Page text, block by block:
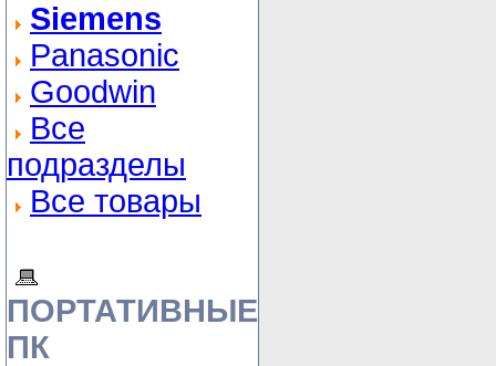
Siemens
Panasonic
Goodwin
Все
подразделы
Все товары
ПОРТАТИВНЫЕ
ПК